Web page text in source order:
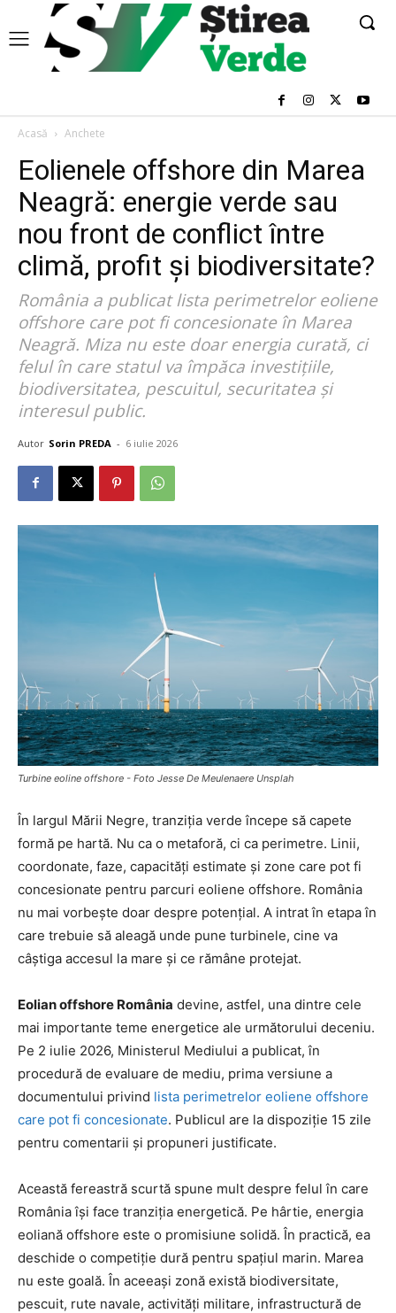
Acasă Anchete
Eolienele offshore din Marea
Neagră: energie verde sau
nou front de conflict între
climă, profit și biodiversitate?
România a publicat lista perimetrelor eoliene
offshore care pot fi concesionate în Marea
Neagră. Miza nu este doar energia curată, ci
felul în care statul va împăca investițiile,
biodiversitatea, pescuitul, securitatea și
interesul public.
Autor Sorin PREDA - 6 iulie 2026
Turbine eoline offshore - Foto Jesse De Meulenaere Unsplah
În largul Mării Negre, tranziția verde începe să capete
formă pe hartă. Nu ca o metaforă, ci ca perimetre. Linii,
coordonate, faze, capacități estimate și zone care pot fi
concesionate pentru parcuri eoliene offshore. România
nu mai vorbește doar despre potențial. A intrat în etapa în
care trebuie să aleagă unde pune turbinele, cine va
câștiga accesul la mare și ce rămâne protejat.
Eolian offshore România devine, astfel, una dintre cele
mai importante teme energetice ale următorului deceniu.
Pe 2 iulie 2026, Ministerul Mediului a publicat, în
procedură de evaluare de mediu, prima versiune a
documentului privind lista perimetrelor eoliene offshore
care pot fi concesionate. Publicul are la dispoziție 15 zile
pentru comentarii și propuneri justificate.
Această fereastră scurtă spune mult despre felul în care
România își face tranziția energetică. Pe hârtie, energia
eoliană offshore este o promisiune solidă. În practică, ea
deschide o competiție dură pentru spațiul marin. Marea
nu este goală. În aceeași zonă există biodiversitate,
pescuit, rute navale, activități militare, infrastructură de